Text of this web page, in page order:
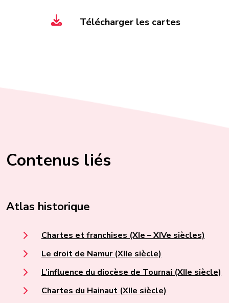
Télécharger les cartes
Contenus liés
Atlas historique
Chartes et franchises (XIe – XIVe siècles)
Le droit de Namur (XIIe siècle)
L’influence du diocèse de Tournai (XIIe siècle)
Chartes du Hainaut (XIIe siècle)